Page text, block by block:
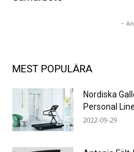
-
MEST POPULÄRA
Nordiska
Personal
2022-09-29